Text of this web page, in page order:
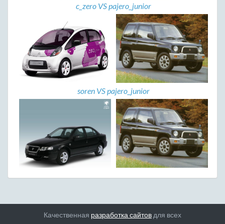
c_zero VS pajero_junior
soren VS pajero_junior
Качественная разработка сайтов для всех